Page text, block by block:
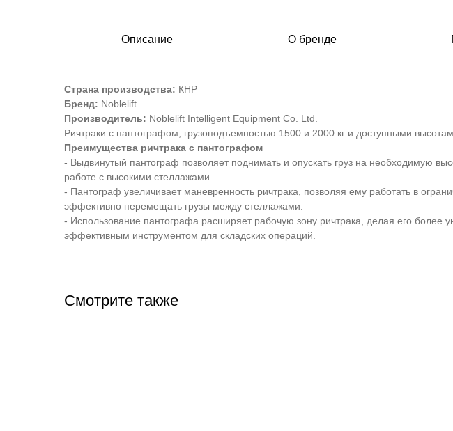
Описание О бренде
Страна производства: КНР
Бренд: Noblelift.
Производитель: Noblelift Intelligent Equipment Co. Ltd.
Ричтраки с пантографом, грузоподъемностью 1500 и 2000 кг и доступными
Преимущества ричтрака с пантографом
- Выдвинутый пантограф позволяет поднимать и опускать груз на необходимую
работе с высокими стеллажами.
- Пантограф увеличивает маневренность ричтрака, позволяя ему работать в
эффективно перемещать грузы между стеллажами.
- Использование пантографа расширяет рабочую зону ричтрака, делая его более
эффективным инструментом для складских операций.
Смотрите также